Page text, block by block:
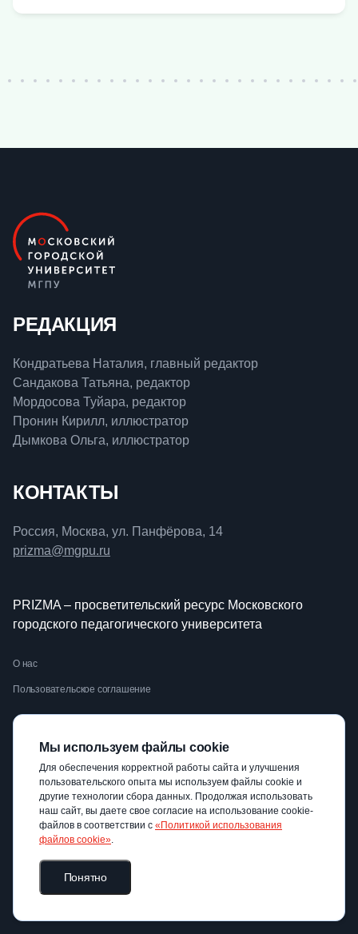
РЕДАКЦИЯ
Кондратьева Наталия, главный редактор
Сандакова Татьяна, редактор
Мордосова Туйара, редактор
Пронин Кирилл, иллюстратор
Дымкова Ольга, иллюстратор
КОНТАКТЫ
Россия, Москва, ул. Панфёрова, 14
prizma@mgpu.ru
PRIZMA – просветительский ресурс Московского
городского педагогического университета
О нас
Пользовательское соглашение
Разделы сайта
Темы
Публикации
Видео
Библиотека
Мы используем файлы cookie
Для обеспечения корректной работы сайта и улучшения
пользовательского опыта мы используем файлы cookie и
другие технологии сбора данных. Продолжая использовать
наш сайт, вы даете свое согласие на использование cookie-
файлов в соответствии с «Политикой использования
файлов cookie».
Понятно